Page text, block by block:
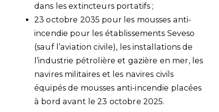
dans les extincteurs portatifs ;
23 octobre 2035 pour les mousses anti-
incendie pour les établissements Seveso
(sauf l’aviation civile), les installations de
l’industrie pétrolière et gazière en mer, les
navires militaires et les navires civils
équipés de mousses anti-incendie placées
à bord avant le 23 octobre 2025.